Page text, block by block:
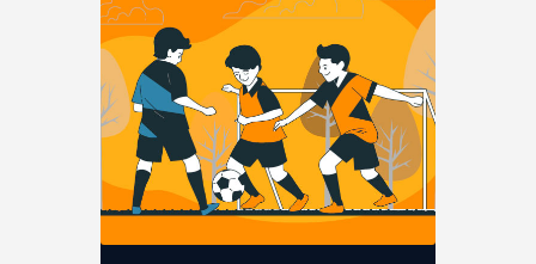
Onze club
Eerste ploegen
Jeugdteams
Webshop
Activiteiten
Inschrijven?